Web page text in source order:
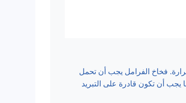
فخاخ الفرامل يجب أن تحمل
كما يجب أن تكون قادرة على التبريد